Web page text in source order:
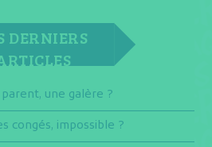
DERNIERS
une galère ?
congés, impossible ?